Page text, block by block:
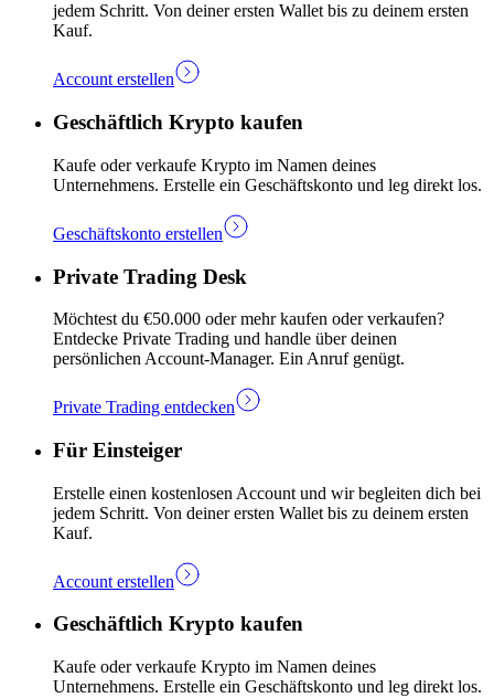
jedem Schritt. Von deiner ersten Wallet bis zu deinem ersten
Kauf.
Account erstellen
Geschäftlich Krypto kaufen
Kaufe oder verkaufe Krypto im Namen deines
Unternehmens. Erstelle ein Geschäftskonto und leg direkt los.
Geschäftskonto erstellen
Private Trading Desk
Möchtest du €50.000 oder mehr kaufen oder verkaufen?
Entdecke Private Trading und handle über deinen
persönlichen Account-Manager. Ein Anruf genügt.
Private Trading entdecken
Für Einsteiger
Erstelle einen kostenlosen Account und wir begleiten dich bei
jedem Schritt. Von deiner ersten Wallet bis zu deinem ersten
Kauf.
Account erstellen
Geschäftlich Krypto kaufen
Kaufe oder verkaufe Krypto im Namen deines
Unternehmens. Erstelle ein Geschäftskonto und leg direkt los.